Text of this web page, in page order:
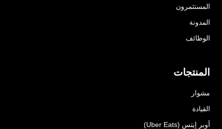
المستثمرون
المدونة
الوظائف
المنتجات
مشوار
القيادة
أوبر إيتس (Uber Eats)